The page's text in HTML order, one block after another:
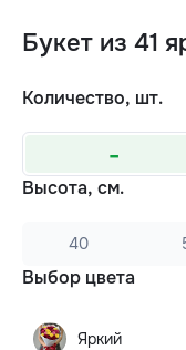
Букет из 41
Количество, шт.
-
Высота, см.
40
Выбор цвета
Яркий